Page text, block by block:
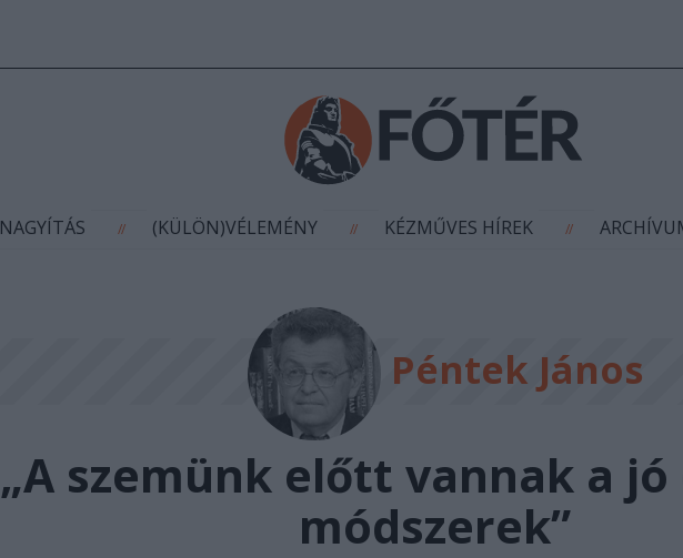
NAGYÍTÁS // (KÜLÖN)VÉLEMÉNY // KÉZMŰVES HÍREK //
Péntek János
„A szemünk előtt vannak a
módszerek”